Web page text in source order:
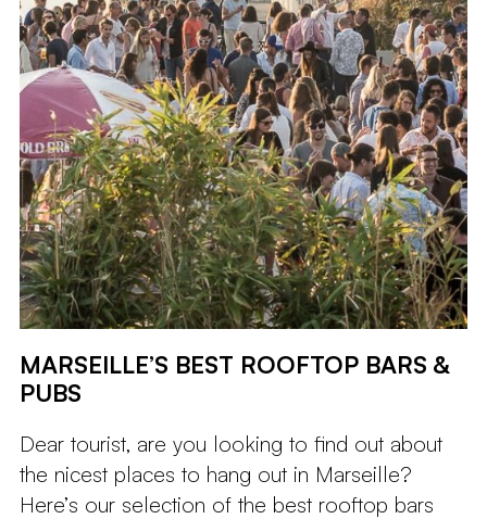
MARSEILLE’S BEST ROOFTOP BARS &
PUBS
Dear tourist, are you looking to find out about
the nicest places to hang out in Marseille?
Here’s our selection of the best rooftop bars